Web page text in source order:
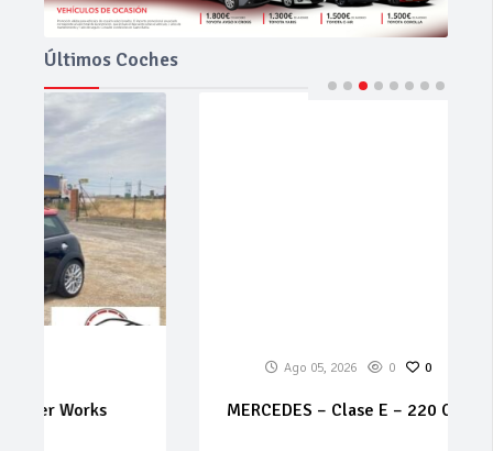
Últimos Coches
0
MERCEDES – Clase E – 220 CDI Classic